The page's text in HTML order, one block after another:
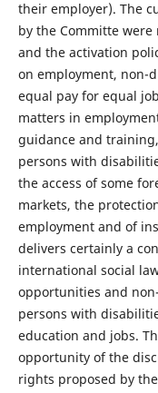
their employer). The
by the Committe
and the activation
on employment, non-
equal pay for equal
matters in
guidance and
persons with
the access of some
markets, the
employment and of
delivers certainly a
international social
opportunities and
persons with
education and jobs.
opportunity of the
rights proposed by